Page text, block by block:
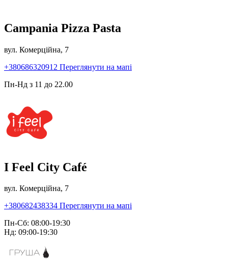
Campania Pizza Pasta
вул. Комерційна, 7
+380686320912 Переглянути на мапі
Пн-Нд з 11 до 22.00
I Feel City Café
вул. Комерційна, 7
+380682438334 Переглянути на мапі
Пн-Сб: 08:00-19:30
Нд: 09:00-19:30